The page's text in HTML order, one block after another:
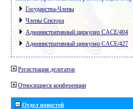
Государства-Члены
Члены Сектора
Административный циркуляр CACE/404
Административный циркуляр CACE/427
Регистрация делегатов
Относящиеся конференции
Отдел новостей